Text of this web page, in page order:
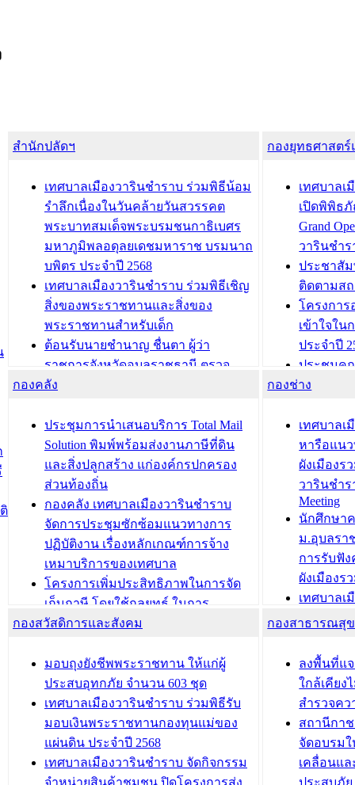
สำนักปลัดฯ
เทศบาลเมืองวารินชำราบ ร่วมพิธีน้อม
รำลึกเนื่องในวันคล้ายวันสวรรคต
พระบาทสมเด็จพระบรมชนกาธิเบศร
มหาภูมิพลอดุลยเดชมหาราช บรมนาถ
บพิตร ประจำปี 2568
เทศบาลเมืองวารินชำราบ ร่วมพิธีเชิญ
สิ่งของพระราชทานและสิ่งของ
พระราชทานสำหรับเด็ก
ต้อนรับนายชำนาญ ชื่นตา ผู้ว่า
ราชการจังหวัดอุบลราชธานี ตรวจ
ความเรียบร้อยของสถานที่ในการเตรี
องคมนตรี
สำนักทะเบียนท้องถิ่นเทศบาลเมือง
วารินชำราบ ดำเนินการมอบทะเบียน
บ้าน ทร.14 และบัตรประจำตัว
ประชาชนบุคคลประเภท 8 แก่บุคคลที่
ได้รับการเพิ่มชื่อในทะเบียนบ้าน
(ท.ร.14) กรณีคนไม่มีสัญชาติไทยได้รับ
อนุญาตให้มีถิ่นที่อยู่
ประชุมคณะกรรมการประเมินผลการ
ควบคุมภายในของ สำนัก/กอง/
โรงเรียน/ศูนย์พัฒนาเด็กเล็ก/สถานธนา
บทความ อื่นๆ ...
กองยุทธศาสต
เทศบาลเ
เปิดพิพิธภั
Grand
วารินชำร
ประชาสัม
ติดตามส
โครงกา
เข้าใจใน
ประจำปี
ประชุมค
ความเสี่ย
ประชุมที
ชีวา สร้า
ขับเคลื่อน
“เมืองแห่
บทความ อื่นๆ ...
กองคลัง
ประชุมการนำเสนอบริการ Total Mail
Solution พิมพ์พร้อมส่งงานภาษีที่ดิน
และสิ่งปลูกสร้าง แก่องค์กรปกครอง
ส่วนท้องถิ่น
กองคลัง เทศบาลเมืองวารินชำราบ
จัดการประชุมซักซ้อมแนวทางการ
ปฏิบัติงาน เรื่องหลักเกณฑ์การจ้าง
เหมาบริการของเทศบาล
โครงการเพิ่มประสิทธิภาพในการจัด
เก็บภาษี โดยใช้กลยุทธ์ ในการ
พัฒนาการจัดเก็บรายได้ ประจำปี พ.ศ.
เทศบาลเมืองวารินชำราบ ร่วมการ
ประชุมวิชาการระดับนานาชาติและ
นิทรรศการด้านนวัตกรรมท้องถิ่น 2568
และรับรางวัลทีมนักวิจัยดีเด่นจาก
นวัตกรรมโครงการทะเบียนภาษีป้าย
ประชุมผู้เช่าอาคารพาณิชย์ บริเวณ
ถนนเกษมสุขและถนนประทุมเทพภักดี
กองช่าง
เทศบาลเ
หารือแน
ผังเมืองร
วารินชำร
Meeting
นักศึกษา
ม.อุบลรา
การรับฟั
ผังเมืองร
เทศบาลเ
โครงการ
เทศบาล
รับฟังคว
ผังเมือง
วารินชำ
เทศบาล
ซักซ้อมแ
ประโยช
กองสวัสดิการและสังคม
มอบถุงยังชีพพระราชทาน ให้แก่ผู้
ประสบอุทกภัย จำนวน 603 ชุด
เทศบาลเมืองวารินชำราบ ร่วมพิธีรับ
มอบเงินพระราชทานกองทุนแม่ของ
แผ่นดิน ประจำปี 2568
เทศบาลเมืองวารินชำราบ จัดกิจกรรม
จำหน่ายสินค้าชุมชน ปิดโครงการส่ง
กองสาธารณสุ
ลงพื้นที่แ
ใกล้เคียง
สำรวจค
สถานีกา
จัดอบรม
เคลื่อนแ
ประสบภั